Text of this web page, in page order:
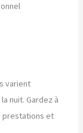
varient
nuit. Gardez à
prestations et